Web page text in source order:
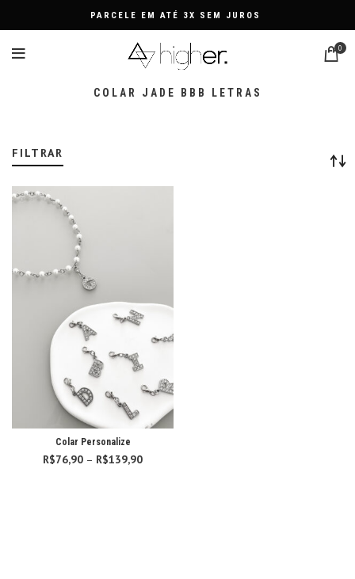
PARCELE EM ATÉ 3X SEM JUROS
0
COLAR JADE BBB LETRAS
FILTRAR
Colar Personalize
R$76,90 – R$139,90